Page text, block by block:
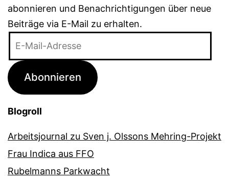
abonnieren und Benachrichtigungen über neue
Beiträge via E-Mail zu erhalten.
Adresse
Abonnieren
Blogroll
Arbeitsjournal zu Sven j. Olssons Mehring-Projekt
Frau Indica aus FFO
Rubelmanns Parkwacht